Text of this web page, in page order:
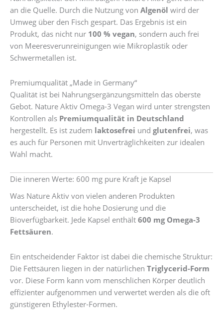
an die Quelle. Durch die Nutzung von Algenöl wird der
Umweg über den Fisch gespart. Das Ergebnis ist ein
Produkt, das nicht nur 100 % vegan, sondern auch frei
von Meeresverunreinigungen wie Mikroplastik oder
Schwermetallen ist.
Premiumqualität „Made in Germany“
Qualität ist bei Nahrungsergänzungsmitteln das oberste
Gebot. Nature Aktiv Omega-3 Vegan wird unter strengsten
Kontrollen als Premiumqualität in Deutschland
hergestellt. Es ist zudem laktosefrei und glutenfrei, was
es auch für Personen mit Unverträglichkeiten zur idealen
Wahl macht.
Die inneren Werte: 600 mg pure Kraft je Kapsel
Was Nature Aktiv von vielen anderen Produkten
unterscheidet, ist die hohe Dosierung und die
Bioverfügbarkeit. Jede Kapsel enthält 600 mg Omega-3
Fettsäuren.
Ein entscheidender Faktor ist dabei die chemische Struktur:
Die Fettsäuren liegen in der natürlichen Triglycerid-Form
vor. Diese Form kann vom menschlichen Körper deutlich
effizienter aufgenommen und verwertet werden als die oft
günstigeren Ethylester-Formen.